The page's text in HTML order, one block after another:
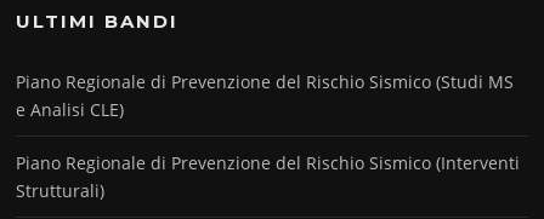
ULTIMI BANDI
Piano Regionale di Prevenzione del Rischio Sismico (Studi MS
e Analisi CLE)
Piano Regionale di Prevenzione del Rischio Sismico (Interventi
Strutturali)